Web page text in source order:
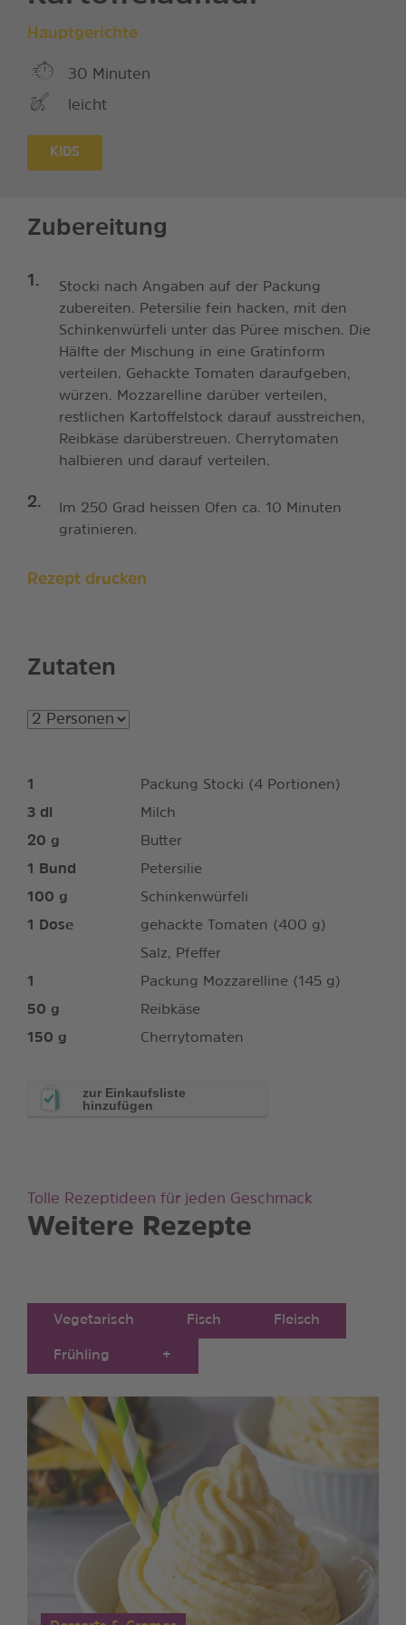
Hauptgerichte
30 Minuten
leicht
KIDS
Zubereitung
Stocki nach Angaben auf der Packung
zubereiten. Petersilie fein hacken, mit den
Schinkenwürfeli unter das Püree mischen. Die
Hälfte der Mischung in eine Gratinform
verteilen. Gehackte Tomaten daraufgeben,
würzen. Mozzarelline darüber verteilen,
restlichen Kartoffelstock darauf ausstreichen,
Reibkäse darüberstreuen. Cherrytomaten
halbieren und darauf verteilen.
Im 250 Grad heissen Ofen ca. 10 Minuten
gratinieren.
Rezept drucken
Zutaten
1
Packung Stocki (4 Portionen)
3 dl
Milch
20 g
Butter
1 Bund
Petersilie
100 g
Schinkenwürfeli
1 Dose
gehackte Tomaten (400 g)
Salz, Pfeffer
1
Packung Mozzarelline (145 g)
50 g
Reibkäse
150 g Cherrytomaten
zur Einkaufsliste
hinzufügen
Weitere Rezepte
Tolle Rezeptideen für jeden Geschmack
Vegetarisch Fisch Fleisch
Frühling +